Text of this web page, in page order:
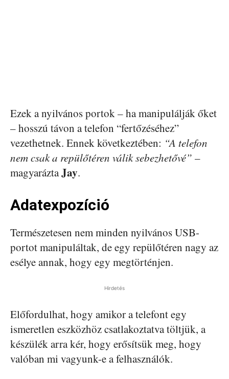
Ezek a nyilvános portok – ha manipulálják őket
– hosszú távon a telefon “fertőzéséhez”
vezethetnek. Ennek következtében: “A telefon
nem csak a repülőtéren válik sebezhetővé” –
magyaráztaJay.
Adatexpozíció
Természetesen nem minden nyilvános USB-
portot manipuláltak, de egy repülőtéren nagy az
esélye annak, hogy egy megtörténjen.
Hirdetés
Előfordulhat, hogy amikor a telefont egy
ismeretlen eszközhöz csatlakoztatva töltjük, a
készülék arra kér, hogy erősítsük meg, hogy
valóban mi vagyunk-e a felhasználók.